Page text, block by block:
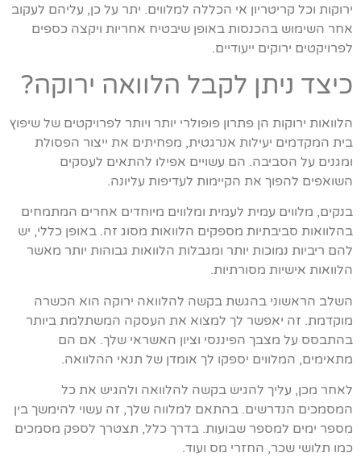
ירוקות וכל קריטריון אי הכללה למלווים. יתר על כן, עליהם לעקוב
אחר השימוש בהכנסות באופן שיבטיח אחריות ויקצה כספים
לפרויקטים ירוקים ייעודיים.
כיצד ניתן לקבל הלוואה ירוקה?
הלוואות ירוקות הן פתרון פופולרי יותר ויותר לפרויקטים של שיפוץ
בית המקדמים יעילות אנרגטית, מפחיתים את ייצור הפסולת
ומגנים על הסביבה. הם עשויים אפילו להתאים לעסקים
השואפים להפוך את הקיימות לעדיפות עליונה.
בנקים, מלווים עמית לעמית ומלווים מיוחדים אחרים המתמחים
בהלוואות סביבתיות מספקים הלוואות מסוג זה. באופן כללי, יש
להם ריביות נמוכות יותר ומגבלות הלוואות גבוהות יותר מאשר
הלוואות אישיות מסורתיות.
השלב הראשוני בהגשת בקשה להלוואה ירוקה הוא הכשרה
מוקדמת. זה יאפשר לך למצוא את העסקה המשתלמת ביותר
בהתבסס על מצבך הפיננסי וציון האשראי שלך. אם הם
מתאימים, המלווים יספקו לך אומדן של תנאי ההלוואה.
לאחר מכן, עליך להגיש בקשה להלוואה ולהגיש את כל
המסמכים הנדרשים. בהתאם למלווה שלך, זה עשוי להימשך בין
מספר ימים למספר שבועות. בדרך כלל, תצטרך לספק מסמכים
כמו תלושי שכר, החזרי מס ועוד.